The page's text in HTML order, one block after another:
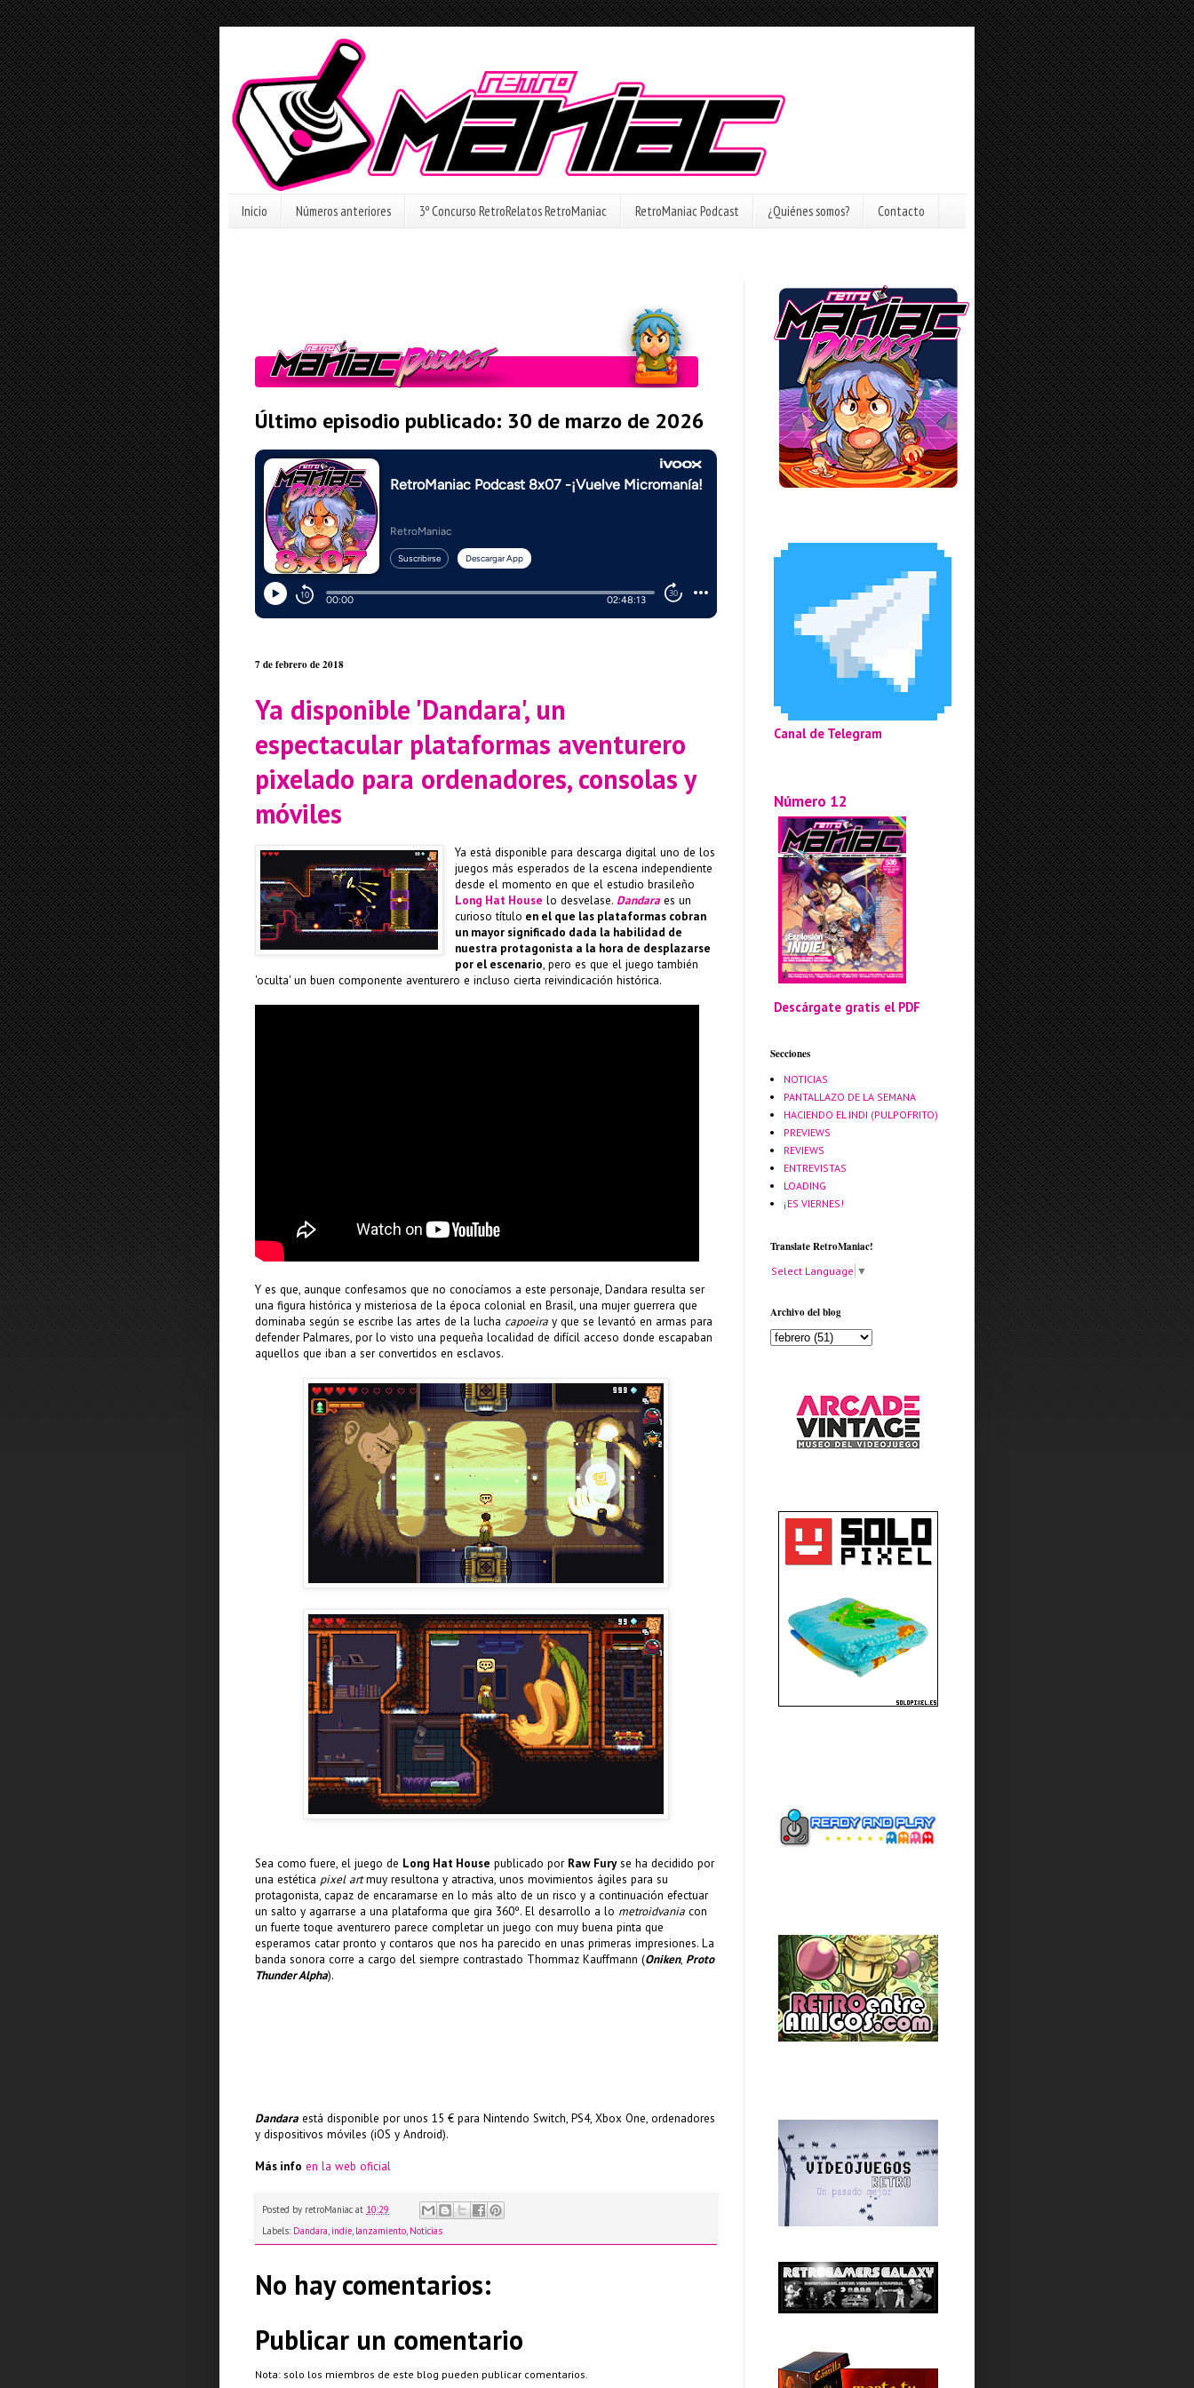
Inicio Números anteriores 3º Concurso RetroRelatos RetroManiac RetroManiac Podcast ¿Quiénes somos? Contacto
Último episodio publicado: 30 de marzo de 2026
7 de febrero de 2018
Ya disponible 'Dandara', un
espectacular plataformas aventurero
pixelado para ordenadores, consolas y
móviles
Ya está disponible para descarga digital uno de los
juegos más esperados de la escena independiente
desde el momento en que el estudio brasileño
Long Hat House lo desvelase. Dandara es un
curioso título en el que las plataformas cobran
un mayor significado dada la habilidad de
nuestra protagonista a la hora de desplazarse
por el escenario, pero es que el juego también
'oculta' un buen componente aventurero e incluso cierta reivindicación histórica.
Y es que, aunque confesamos que no conocíamos a este personaje, Dandara resulta ser
una figura histórica y misteriosa de la época colonial en Brasil, una mujer guerrera que
dominaba según se escribe las artes de la lucha capoeira y que se levantó en armas para
defender Palmares, por lo visto una pequeña localidad de difícil acceso donde escapaban
aquellos que iban a ser convertidos en esclavos.
Sea como fuere, el juego de Long Hat House publicado por Raw Furyse ha decidido por
una estética pixel artmuy resultona y atractiva, unos movimientos ágiles para su
protagonista, capaz de encaramarse en lo más alto de un risco y a continuación efectuar
un salto y agarrarse a una plataforma que gira 360º. El desarrollo a lo metroidvania con
un fuerte toque aventurero parece completar un juego con muy buena pinta que
esperamos catar pronto y contaros que nos ha parecido en unas primeras impresiones. La
banda sonora corre a cargo del siempre contrastado Thommaz Kauffmann (Oniken, Proto
Thunder Alpha).
Dandara está disponible por unos 15 € para Nintendo Switch, PS4, Xbox One, ordenadores
y dispositivos móviles (iOS y Android).
Más info en la web oficial
Posted by retroManiac at 10:29
Labels: Dandara, indie, lanzamiento, Noticias
No hay comentarios:
Publicar un comentario
Nota: solo los miembros de este blog pueden publicar comentarios.
Canal de Telegram
Número 12
Descárgate gratis el PDF
Secciones
NOTICIAS
PANTALLAZO DE LA SEMANA
HACIENDO EL INDI (PULPOFRITO)
PREVIEWS
REVIEWS
ENTREVISTAS
LOADING
¡ES VIERNES!
Translate RetroManiac!
Select Language ▼
Archivo del blog